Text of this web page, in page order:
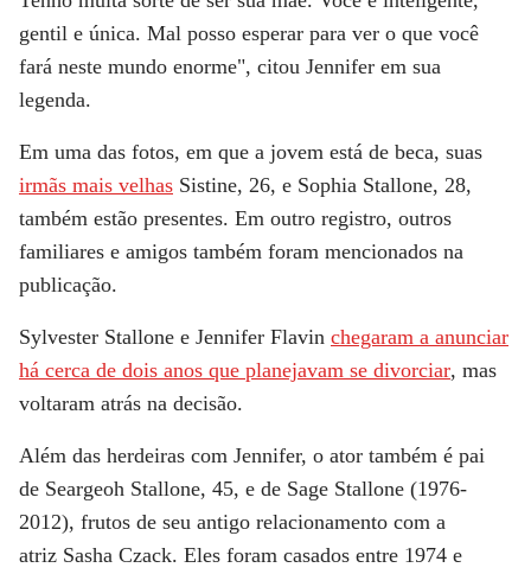
gentil e única. Mal posso esperar para ver o que você
fará neste mundo enorme", citou Jennifer em sua
legenda.
Em uma das fotos, em que a jovem está de beca, suas
irmãs mais velhas Sistine, 26, e Sophia Stallone, 28,
também estão presentes. Em outro registro, outros
familiares e amigos também foram mencionados na
publicação.
Sylvester Stallone e Jennifer Flavin chegaram a anunciar
há cerca de dois anos que planejavam se divorciar, mas
voltaram atrás na decisão.
Além das herdeiras com Jennifer, o ator também é pai
de Seargeoh Stallone, 45, e de Sage Stallone (1976-
2012), frutos de seu antigo relacionamento com a
atriz Sasha Czack. Eles foram casados entre 1974 e